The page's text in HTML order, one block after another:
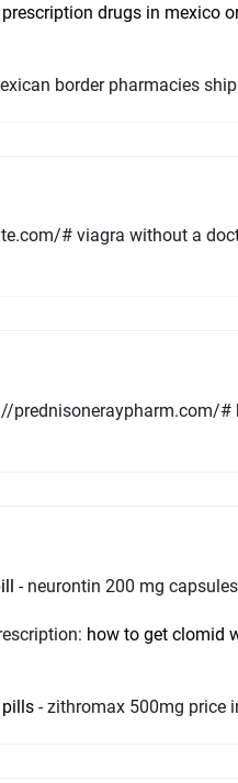
drugs in mexico
border pharmacies
# viagra without a
prednisoneraypharm.com/#
- neurontin 200 mg capsules
how to get clomid
- zithromax 500mg price